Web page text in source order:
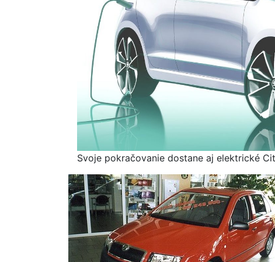
Svoje pokračovanie dostane aj elektrické